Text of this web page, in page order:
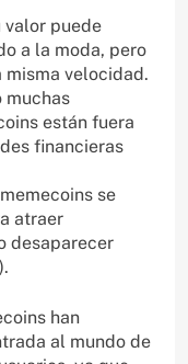
valor puede
a la moda, pero
velocidad.
muchas
están fuera
financieras
se
atraer
desaparecer
han
al mundo de